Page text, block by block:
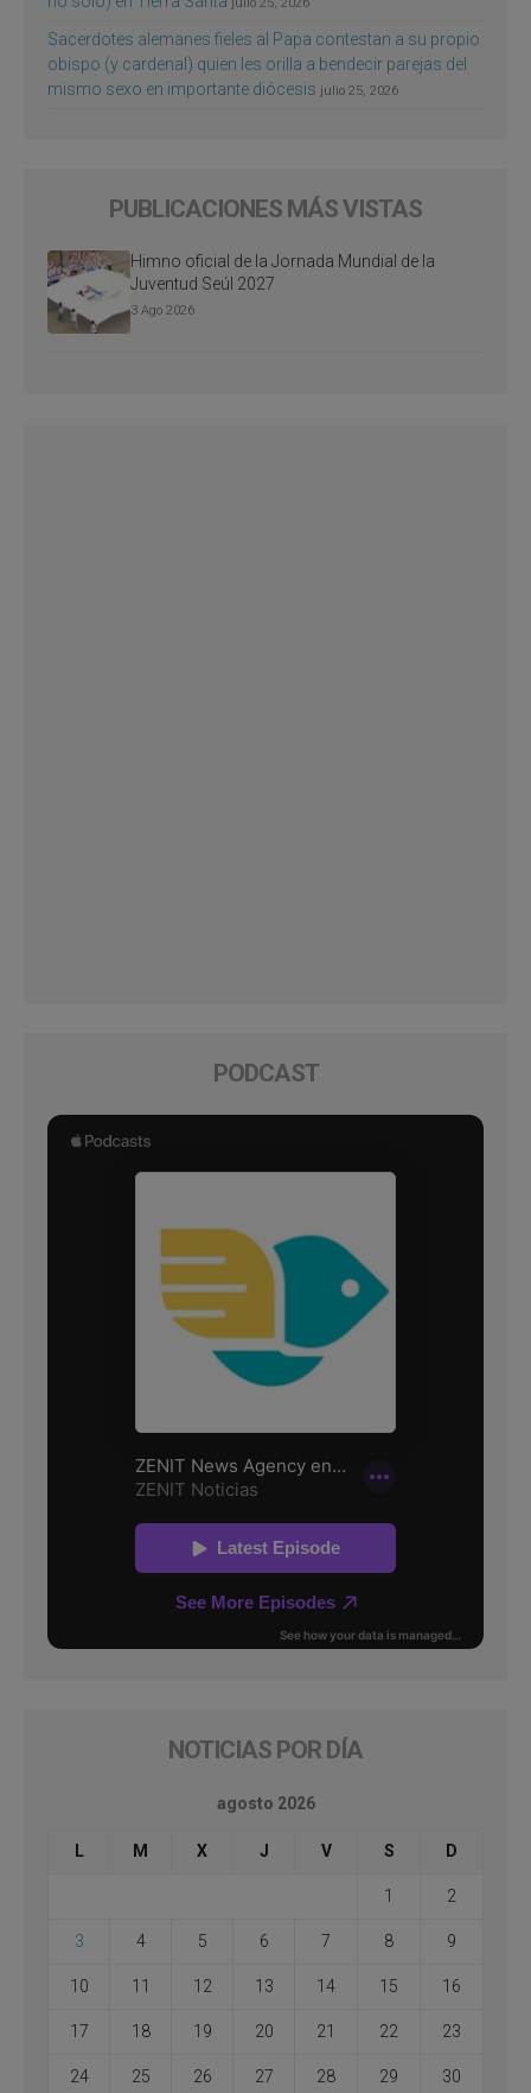
julio 25, 2026
Sacerdotes alemanes fieles al Papa contestan a su propio
obispo (y cardenal) quien les orilla a bendecir parejas del
mismo sexo en importante diócesis julio 25, 2026
PUBLICACIONES MÁS VISTAS
Himno oficial de la Jornada Mundial de la
Juventud Seúl 2027
3 Ago 2026
PODCAST
NOTICIAS POR DÍA
agosto 2026
L M X J V S D
1 2
3 4 5 6 7 8 9
10 11 12 13 14 15 16
17 18 19 20 21 22 23
24 25 26 27 28 29 30